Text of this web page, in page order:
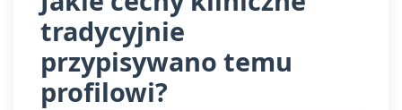
tradycyjnie
przypisywano temu
profilowi?